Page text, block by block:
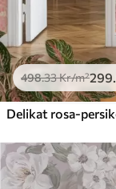
498.33Kr/m²299